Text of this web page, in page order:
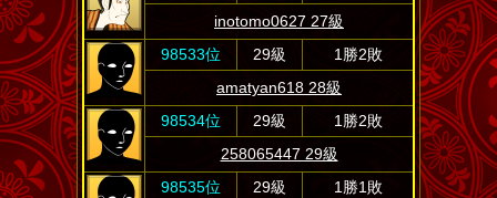
inotomo0627 27級
98533位
29級
1勝2敗
amatyan618 28級
98534位
29級
1勝2敗
258065447 29級
98535位
29級
1勝1敗